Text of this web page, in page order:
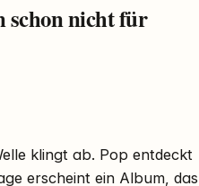
schon nicht für
klingt ab. Pop entdeckt
erscheint ein Album, das